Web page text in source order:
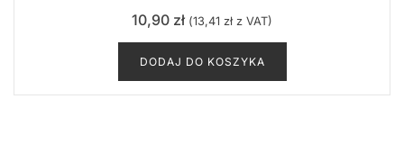
10,90 zł (13,41 złz VAT)
DODAJ DO KOSZYKA